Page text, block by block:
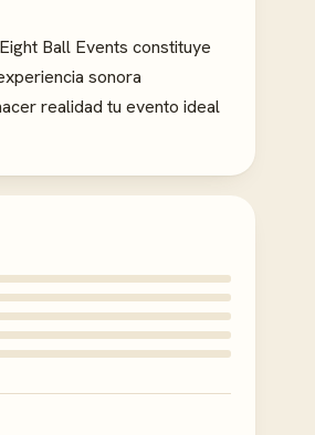
Ball Events constituye
sonora
realidad tu evento ideal